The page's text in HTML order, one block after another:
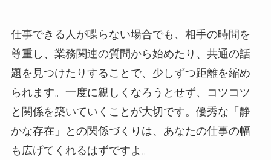
仕事できる人が喋らない場合でも、相手の時間を
尊重し、業務関連の質問から始めたり、共通の話
題を見つけたりすることで、少しずつ距離を縮め
られます。一度に親しくなろうとせず、コツコツ
と関係を築いていくことが大切です。優秀な「静
かな存在」との関係づくりは、あなたの仕事の幅
も広げてくれるはずですよ。